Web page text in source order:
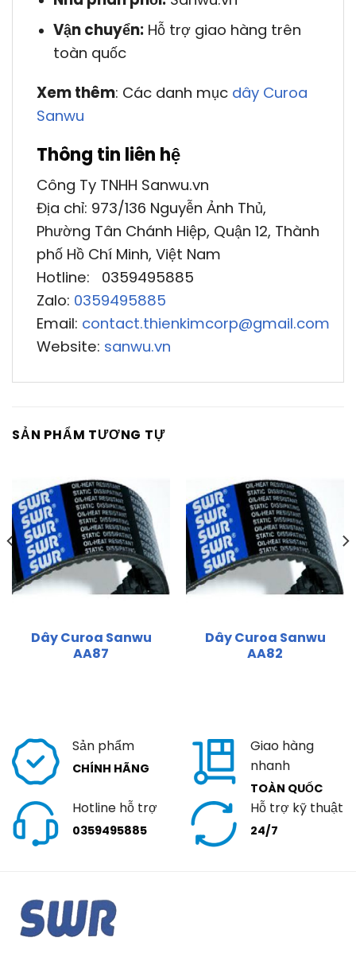
Vận chuyển:Hỗ trợ giao hàng trên
toàn quốc
Xem thêm: Các danh mục dây Curoa
Sanwu
Thông tin liên hệ
Công Ty TNHH Sanwu.vn
Địa chỉ: 973/136 Nguyễn Ảnh Thủ,
Phường Tân Chánh Hiệp, Quận 12, Thành
phố Hồ Chí Minh, Việt Nam
Hotline: 0359495885
Zalo: 0359495885
Email: contact.thienkimcorp@gmail.com
Website: sanwu.vn
SẢN PHẨM TƯƠNG TỰ
Dây Curoa Sanwu
AA87
Dây Curoa Sanwu
AA82
Sản phẩm
CHÍNH HÃNG
Giao hàng
nhanh
TOÀN QUỐC
Hotline hỗ trợ
0359495885
Hỗ trợ kỹ thuật
24/7